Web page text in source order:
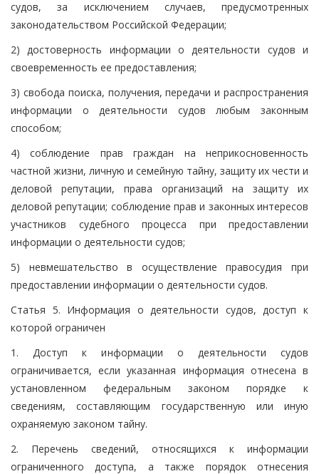
судов, за исключением случаев, предусмотренных
законодательством Российской Федерации;
2) достоверность информации о деятельности судов и
своевременность ее предоставления;
3) свобода поиска, получения, передачи и распространения
информации о деятельности судов любым законным
способом;
4) соблюдение прав граждан на неприкосновенность
частной жизни, личную и семейную тайну, защиту их чести и
деловой репутации, права организаций на защиту их
деловой репутации; соблюдение прав и законных интересов
участников судебного процесса при предоставлении
информации о деятельности судов;
5) невмешательство в осуществление правосудия при
предоставлении информации о деятельности судов.
Статья 5. Информация о деятельности судов, доступ к
которой ограничен
1. Доступ к информации о деятельности судов
ограничивается, если указанная информация отнесена в
установленном федеральным законом порядке к
сведениям, составляющим государственную или иную
охраняемую законом тайну.
2. Перечень сведений, относящихся к информации
ограниченного доступа, а также порядок отнесения